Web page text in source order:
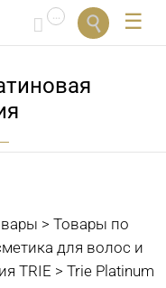
 
> Товары по
для волос и
TRIE > Trie Platinum